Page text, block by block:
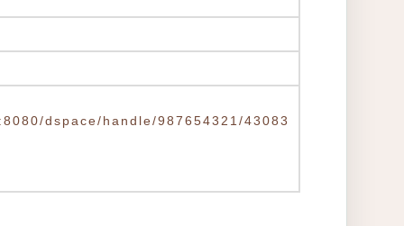
dspace/handle/987654321/43083